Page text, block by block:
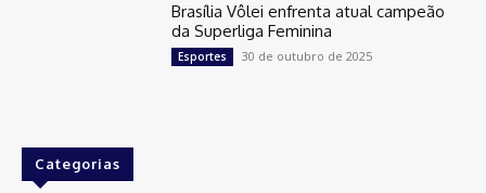
Brasília Vôlei enfrenta atual campeão
da Superliga Feminina
Esportes 30 de outubro de 2025
Categorias